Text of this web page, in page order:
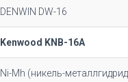
DENWIN DW-16
Kenwood KNB-16A
Ni-Mh (никель-